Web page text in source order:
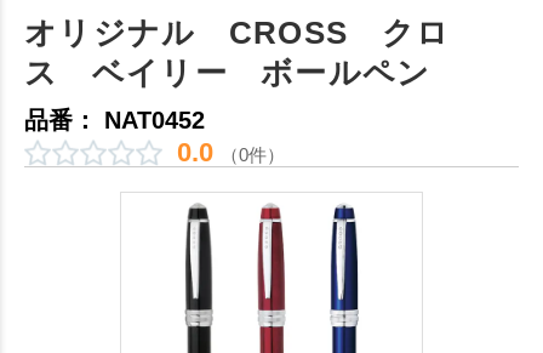
オリジナル CROSS クロ
ス ベイリー ボールペン
品番： NAT0452
0.0 （0件）